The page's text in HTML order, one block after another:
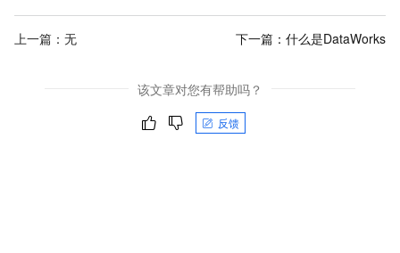
上一篇：无 下一篇： 什么是DataWorks
该文章对您有帮助吗？
反馈